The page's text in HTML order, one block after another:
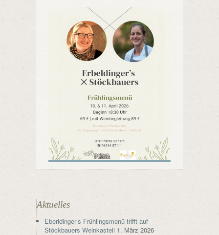
Aktuelles
Eberldinger’s Frühlingsmenü trifft auf
Stöckbauers Weinkastell 1. März 2026